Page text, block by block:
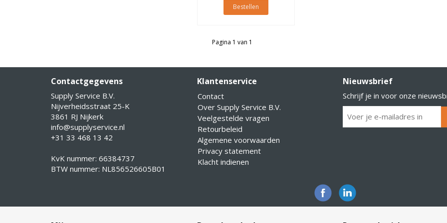
Bestellen
Pagina 1 van 1
Contactgegevens
Supply Service B.V.
Nijverheidsstraat 25-K
3861 RJ Nijkerk
info@supplyservice.nl
+31 33 468 13 42
KvK nummer: 66384737
BTW nummer: NL856526605B01
Klantenservice
Contact
Over Supply Service B.V.
Veelgestelde vragen
Retourbeleid
Algemene voorwaarden
Privacy statement
Klacht indienen
Nieuwsbrief
Schrijf je in voor onze